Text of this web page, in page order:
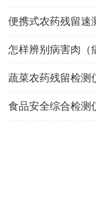
便携式农药残留速
怎样辨别病害肉（
蔬菜农药残留检测
食品安全综合检测